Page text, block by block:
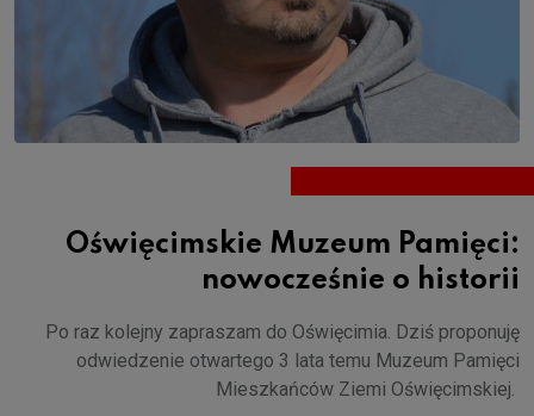
Oświęcimskie Muzeum Pamięci:
nowocześnie o historii
Po raz kolejny zapraszam do Oświęcimia. Dziś proponuję
odwiedzenie otwartego 3 lata temu Muzeum Pamięci
Mieszkańców Ziemi Oświęcimskiej.